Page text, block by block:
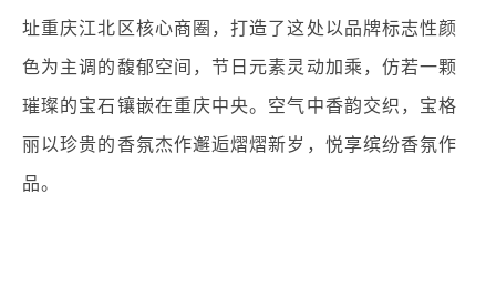
址重庆江北区核心商圈，打造了这处以品牌标志性颜
色为主调的馥郁空间，节日元素灵动加乘，仿若一颗
璀璨的宝石镶嵌在重庆中央。空气中香韵交织，宝格
丽以珍贵的香氛杰作邂逅熠熠新岁，悦享缤纷香氛作
品。